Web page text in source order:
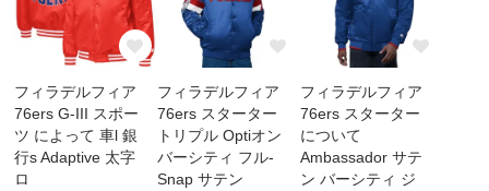
フィラデルフィア
76ers G-III スポー
ツ によって 車l 銀
行s Adaptive 太字
ロ
フィラデルフィア
76ers スターター
トリプル Optiオン
バーシティ フル-
Snap サテン
フィラデルフィア
76ers スターター
について
Ambassador サテ
ン バーシティ ジ